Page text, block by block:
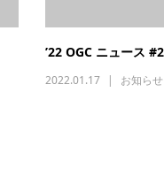
’22 OGC ニュース #2
2022.01.17 お知らせ